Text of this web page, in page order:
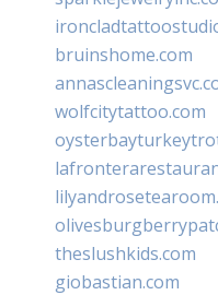
bruinshome.com
wolfcitytattoo.com
theslushkids.com
giobastian.com